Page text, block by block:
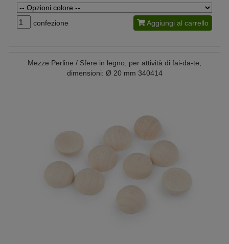
confezione Aggiungi al carrello
Mezze Perline / Sfere in legno, per attività di fai-da-te,
dimensioni: Ø 20 mm 340414